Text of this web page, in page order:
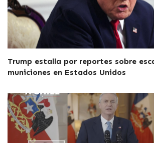
Trump estalla por reportes sobre
municiones en Estados Unidos